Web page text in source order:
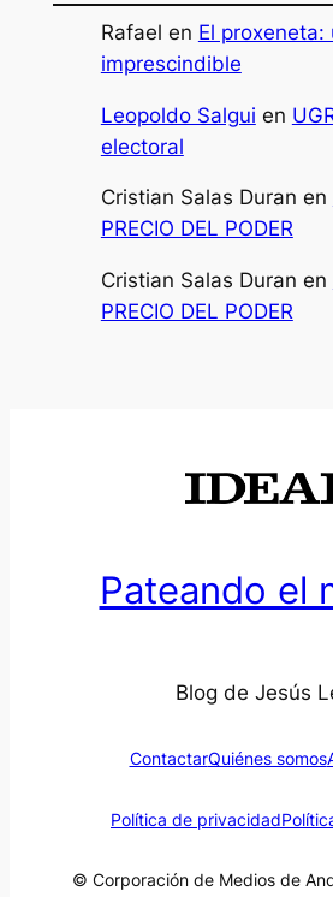
Rafael en El proxeneta:
imprescindible
Leopoldo Salgui en
electoral
Cristian Salas Duran en
PRECIO DEL PODER
Cristian Salas Duran en
PRECIO DEL PODER
Pateando el
Blog de Jesús
ContactarQuiénes somos
Política de privacidad
© Corporación de Medios de